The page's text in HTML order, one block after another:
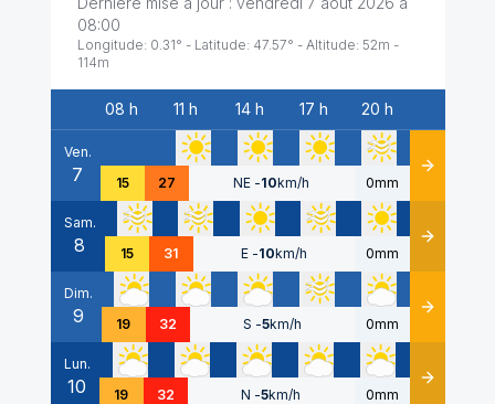
08:00
Longitude: 0.31° - Latitude: 47.57° - Altitude: 52m -
114m
Date
08 h 11 h 14 h 17 h 20 h
Ven.
7 15 27 NE -10km/h 0mm Détails
Sam.
8 15 31 E -10km/h 0mm Détails
Dim.
9 19 32 S -5km/h 0mm Détails
Lun.
10 19 32 N -5km/h 0mm Détails